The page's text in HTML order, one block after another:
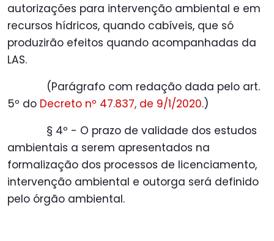
autorizações para intervenção ambiental e em
recursos hídricos, quando cabíveis, que só
produzirão efeitos quando acompanhadas da
LAS.
(Parágrafo com redação dada pelo art.
5º do Decreto nº 47.837, de 9/1/2020.)
§ 4º - O prazo de validade dos estudos
ambientais a serem apresentados na
formalização dos processos de licenciamento,
intervenção ambiental e outorga será definido
pelo órgão ambiental.